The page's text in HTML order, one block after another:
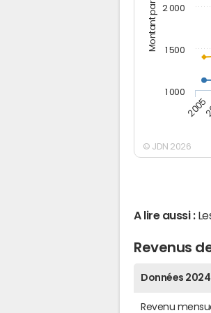
2005
1 000
1 500
2 000
© JDN 2026
A lire aussi :
Revenus
Données 2024
Revenu